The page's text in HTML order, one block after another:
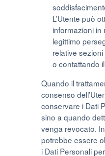
L’Utente può
informazioni in
legittimo
relative
o contattando
Quando il
consenso
conservare i Dati
sino a quando
venga revocato.
potrebbe essere
i Dati Personali